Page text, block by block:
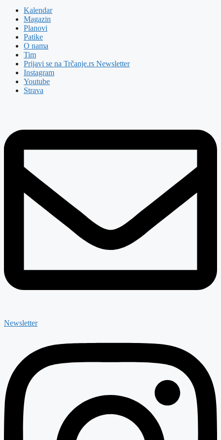
Kalendar
Magazin
Planovi
Patike
O nama
Tim
Prijavi se na Trčanje.rs Newsletter
Instagram
Youtube
Strava
Newsletter